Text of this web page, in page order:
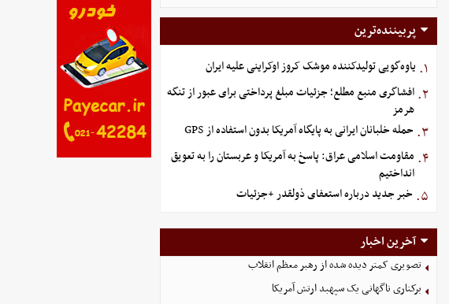
پربیننده‌ترین
۱. یاوه‌گویی تولیدکننده موشک کروز اوکراینی علیه ایران
۲. افشاگری منبع مطلع؛ جزئیات مبلغ پرداختی برای عبور از تنگه
هرمز
۳. حمله خلبانان ایرانی به پایگاه آمریکا بدون استفاده از GPS
۴. مقاومت اسلامی عراق: پاسخ به آمریکا و عربستان را به تعویق
انداختیم
۵. خبر جدید درباره استعفای ذولقدر +جزئیات
آخرین اخبار
تصویری کمتر دیده شده از رهبر معظم انقلاب
برکناری ناگهانی یک سپهبد ارتش آمریکا